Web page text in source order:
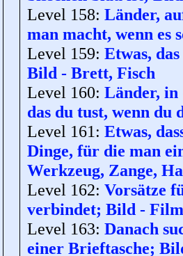
Level 158: Länder,
man macht, wenn es
Level 159: Etwas,
Bild - Brett, Fisch
Level 160: Länder, in
das du tust, wenn du
Level 161: Etwas,
Dinge, für die man
Werkzeug, Zange,
Level 162: Vorsätze
verbindet; Bild -
Level 163: Danach
einer Brieftasche;